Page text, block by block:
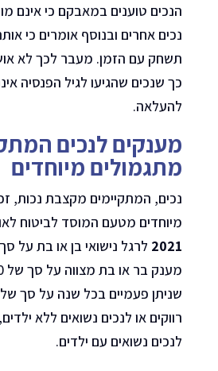
הנכים טוענים במאבקם כי אינם
נכים אחרים ובנוסף אומרים כי
תשחק עם הזמן. מעבר לכך לא
כך שנכים שהגיעו לגיל הפנסיה
להעלאה.
מענקים לנכים
מתגמולים מיוחדים
נכים, המתקיימים מקצבת נכות,
מיוחדים מטעם המוסד לביטוח
2021
לנכים נשואים עם ילדים.